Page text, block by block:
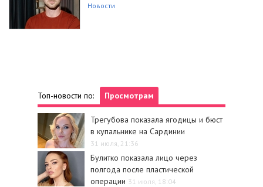
Новости
Топ-новости по: Просмотрам
Трегубова показала ягодицы и бюст
в купальнике на Сардинии
31 июля, 21:36
Булитко показала лицо через
полгода после пластической
операции 31 июля, 18:04